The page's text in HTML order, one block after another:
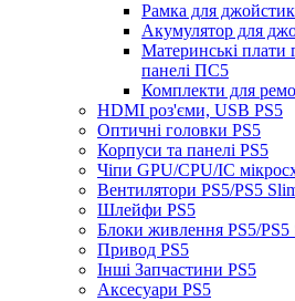
Рамка для
Акумулятор для
Материнські плати
панелі ПС5
Комплекти для
HDMI роз'єми, USB PS5
Оптичні головки PS5
Корпуси та панелі PS5
Чіпи GPU/CPU/IC
Вентилятори PS5/PS5
Шлейфи PS5
Блоки живлення PS5/PS5
Привод PS5
Інші Запчастини PS5
Аксесуари PS5